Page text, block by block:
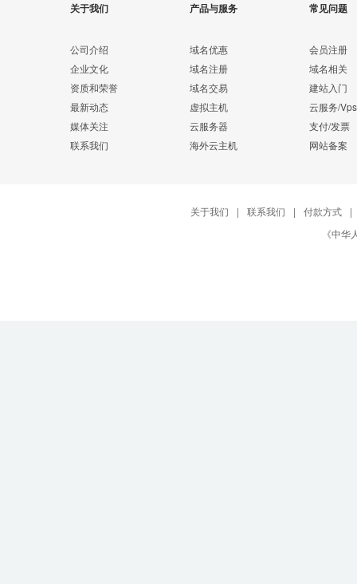
关于我们
公司介绍
企业文化
资质和荣誉
最新动态
媒体关注
联系我们
产品与服务
域名优惠
域名注册
域名交易
虚拟主机
云服务器
海外云主机
常见问题
会员注册
域名相关
建站入门
云服务/Vps
支付/发票
网站备案
关于我们 | 联系我们 | 付款方式
|
《中